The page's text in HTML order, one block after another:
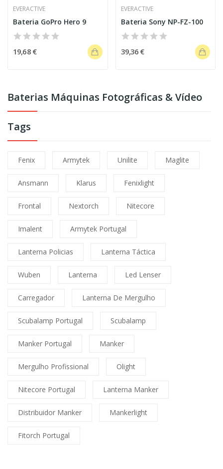
Baterias Máquinas Fotográficas & Vídeo
Tags
Fenix Armytek Unilite Maglite
Ansmann Klarus Fenixlight
Frontal Nextorch Nitecore
Imalent Armytek Portugal
Lanterna Policias Lanterna Táctica
Wuben Lanterna Led Lenser
Carregador Lanterna De Mergulho
Scubalamp Portugal Scubalamp
Manker Portugal Manker
Mergulho Profissional Olight
Nitecore Portugal Lanterna Manker
Distribuidor Manker Mankerlight
Fitorch Portugal
EVERACTIVE
Bateria GoPro Hero 9
19,68 €
EVERACTIVE
Bateria Sony NP-FZ-100
39,36 €